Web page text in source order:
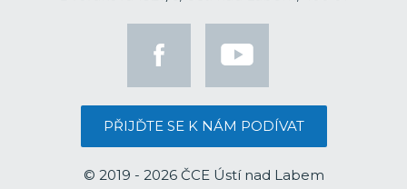
PŘIJĎTE SE K NÁM PODÍVAT
© 2019 - 2026 ČCE Ústí nad Labem